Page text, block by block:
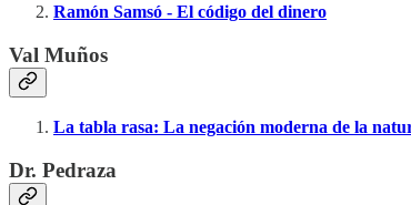
Ramón Samsó - El código del dinero
Val Muños
La tabla rasa: La negación moderna de la
Dr. Pedraza